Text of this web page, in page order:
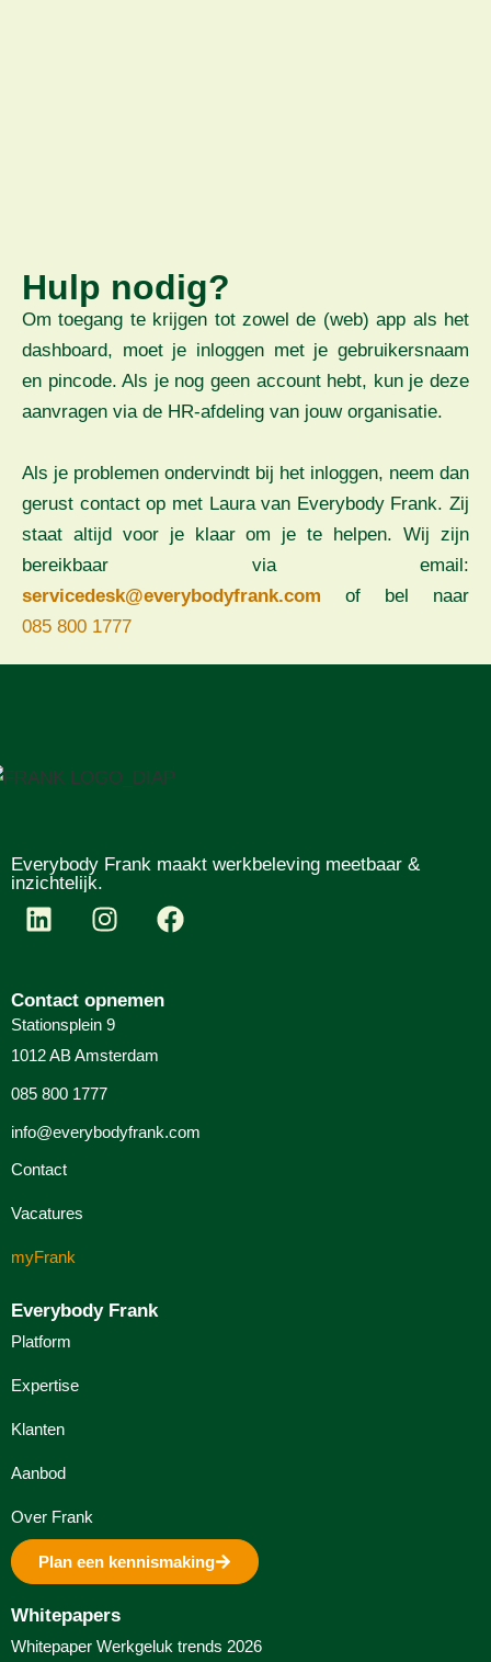
Hulp nodig?
Om toegang te krijgen tot zowel de (web) app als het
dashboard, moet je inloggen met je gebruikersnaam
en pincode. Als je nog geen account hebt, kun je deze
aanvragen via de HR-afdeling van jouw organisatie.
Als je problemen ondervindt bij het inloggen, neem dan
gerust contact op met Laura van Everybody Frank. Zij
staat altijd voor je klaar om je te helpen. Wij zijn
bereikbaar via email:
servicedesk@everybodyfrank.com of bel naar
085 800 1777
Everybody Frank maakt werkbeleving meetbaar &
inzichtelijk.
Contact opnemen
Stationsplein 9
1012 AB Amsterdam
085 800 1777
info@everybodyfrank.com
Contact
Vacatures
myFrank
Everybody Frank
Platform
Expertise
Klanten
Aanbod
Over Frank
Plan een kennismaking
Whitepapers
Whitepaper Werkgeluk trends 2026